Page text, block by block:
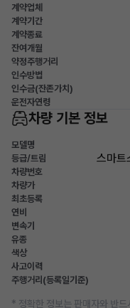
계약업체
계약기간
계약종료
잔여개월
약정주행거리
인수방법
인수금(잔존가치)
운전자연령
차량 기본 정보
모델명
등급/트림 스마트
차량번호
차량가
최초등록
연비
변속기
유종
색상
사고이력
주행거리(등록일기준)
* 정확한 정보는 판매자와 반